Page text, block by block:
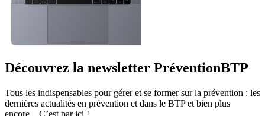
Découvrez la newsletter PréventionBTP
Tous les indispensables pour gérer et se former sur la prévention : les
dernières actualités en prévention et dans le BTP et bien plus
encore... C’est par ici !